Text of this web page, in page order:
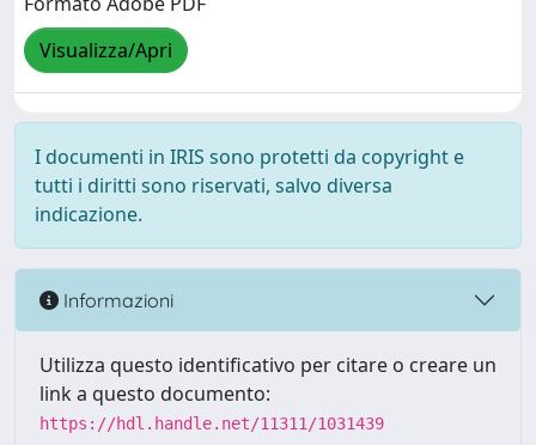
Visualizza/Apri
I documenti in IRIS sono protetti da copyright e
tutti i diritti sono riservati, salvo diversa
indicazione.
Informazioni
Utilizza questo identificativo per citare o creare un
link a questo documento:
https://hdl.handle.net/11311/1031439